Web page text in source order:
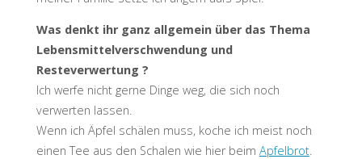
Was denkt ihr ganz allgemein über das Thema
Lebensmittelverschwendung und
Resteverwertung ?
Ich werfe nicht gerne Dinge weg, die sich noch
verwerten lassen.
Wenn ich Äpfel schälen muss, koche ich meist noch
einen Tee aus den Schalen wie hier beim Apfelbrot.